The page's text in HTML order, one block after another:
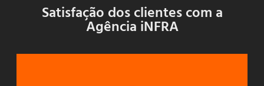
Satisfação dos clientes com a
Agência iNFRA